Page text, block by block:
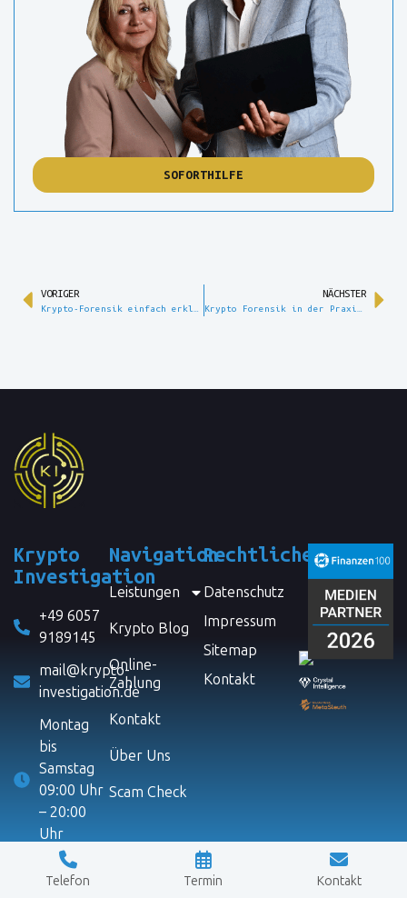
SOFORTHILFE
VORIGER NÄCHSTER
Krypto
Investigation
+49 6057
9189145
mail@krypto-
investigation.de
Montag
bis
Samstag
09:00 Uhr
– 20:00
Uhr
Telefon Termin Kontakt
Navigation
Leistungen
Krypto Blog
Online-
Zahlung
Kontakt
Über Uns
Scam Check
Rechtliches
Datenschutz
Impressum
Sitemap
Kontakt